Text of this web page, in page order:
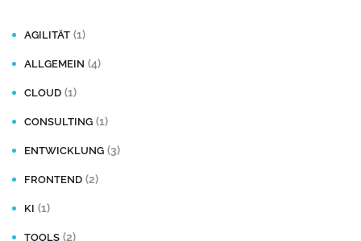
AGILITÄT (1)
ALLGEMEIN (4)
CLOUD (1)
CONSULTING (1)
ENTWICKLUNG (3)
FRONTEND (2)
KI (1)
TOOLS (2)